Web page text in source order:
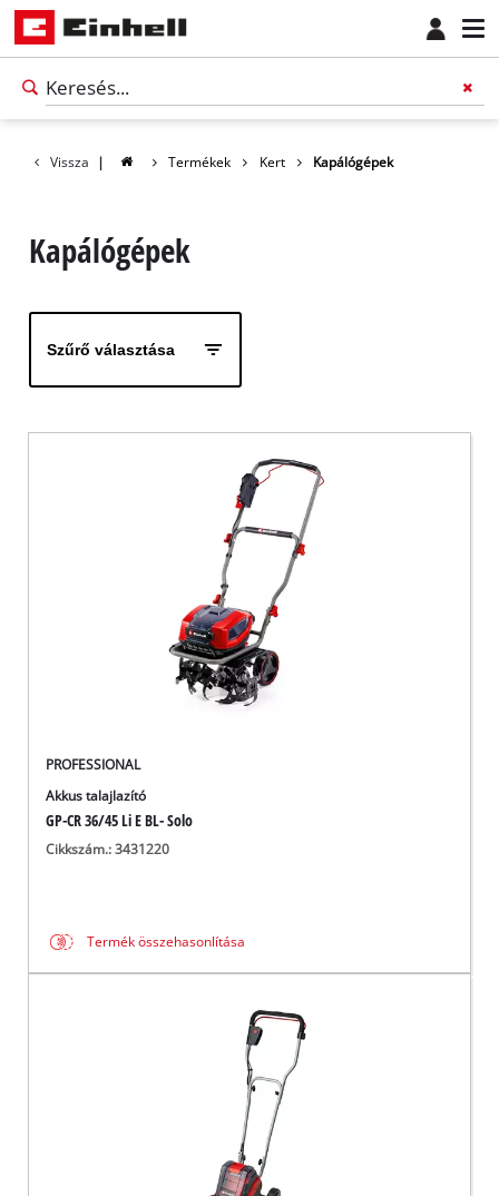
Vissza | Termékek Kert Kapálógépek
Kapálógépek
Szűrő választása
PROFESSIONAL
Akkus talajlazító
GP-CR 36/45 Li E BL- Solo
Cikkszám.: 3431220
Termék összehasonlítása